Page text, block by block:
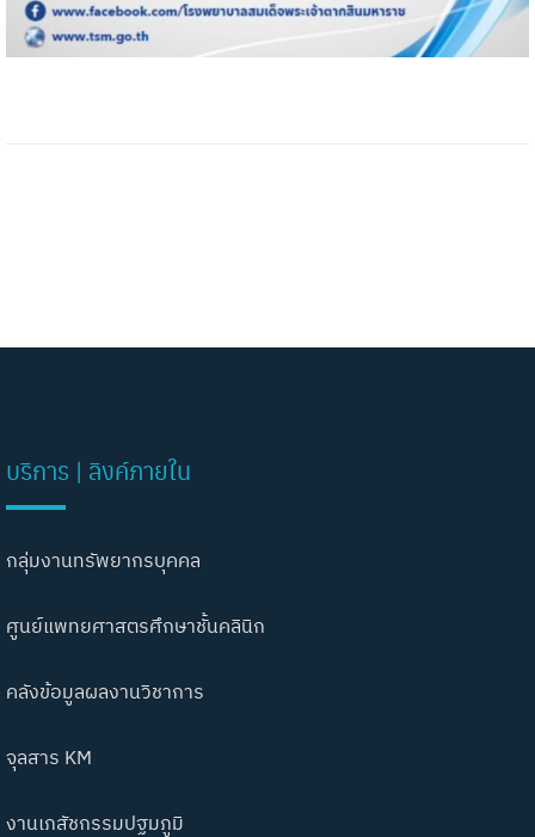
บริการ | ลิงค์ภายใน
กลุ่มงานทรัพยากรบุคคล
ศูนย์แพทยศาสตรศึกษาชั้นคลินิก
คลังข้อมูลผลงานวิชาการ
จุลสาร KM
งานเภสัชกรรมปฐมภูมิ